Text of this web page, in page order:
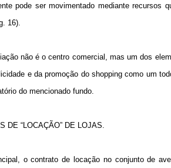
pode ser movimentado mediante recursos
16).
não é o centro comercial, mas um dos
e da promoção do shopping como um
do mencionado fundo.
“LOCAÇÃO” DE LOJAS.
o contrato de locação no conjunto de